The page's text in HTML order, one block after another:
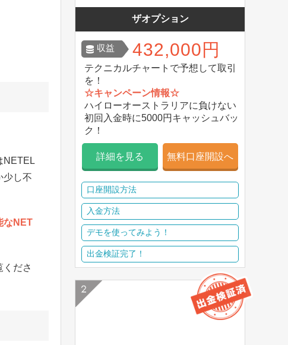
NETEL
少し不
なNET
ださ
ザオプション
収益 432,000円
テクニカルチャートで予想して取引
を！
☆キャンペーン情報☆
ハイローオーストラリアに負けない
初回入金時に5000円キャッシュバッ
ク！
詳細を見る 無料口座開設へ
口座開設方法
入金方法
デモを使ってみよう！
出金検証完了！